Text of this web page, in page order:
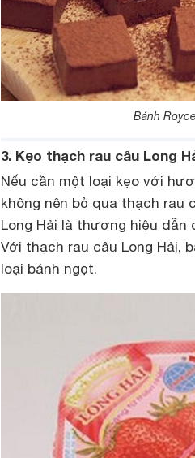
Bánh
3. Kẹo thạch rau câu Long
Nếu cần một loại kẹo với
không nên bỏ qua thạch rau
Long Hải là thương hiệu
Với thạch rau câu Long Hải,
loại bánh ngọt.